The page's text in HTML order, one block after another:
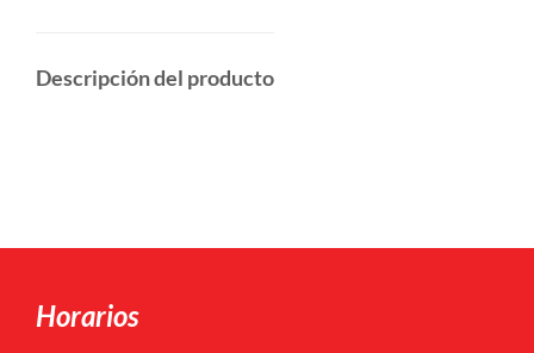
Descripción del producto
Horarios